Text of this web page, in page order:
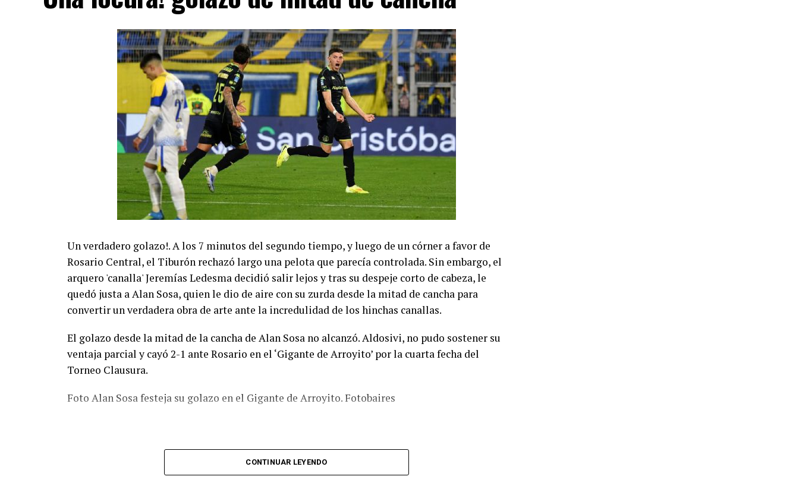
Un verdadero golazo!. A los 7 minutos del segundo tiempo, y luego de un córner a favor de
Rosario Central, el Tiburón rechazó largo una pelota que parecía controlada. Sin embargo, el
arquero 'canalla' Jeremías Ledesma decidió salir lejos y tras su despeje corto de cabeza, le
quedó justa a Alan Sosa, quien le dio de aire con su zurda desde la mitad de cancha para
convertir un verdadera obra de arte ante la incredulidad de los hinchas canallas.
El golazo desde la mitad de la cancha de Alan Sosa no alcanzó. Aldosivi, no pudo sostener su
ventaja parcial y cayó 2-1 ante Rosario en el ‘Gigante de Arroyito’ por la cuarta fecha del
Torneo Clausura.
Foto Alan Sosa festeja su golazo en el Gigante de Arroyito. Fotobaires
CONTINUAR LEYENDO